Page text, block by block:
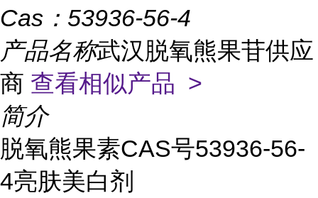
Cas： 53936-56-4
产品名称武汉脱氧熊果苷供应
商 查看相似产品 >
简介
脱氧熊果素CAS号53936-56-
4亮肤美白剂